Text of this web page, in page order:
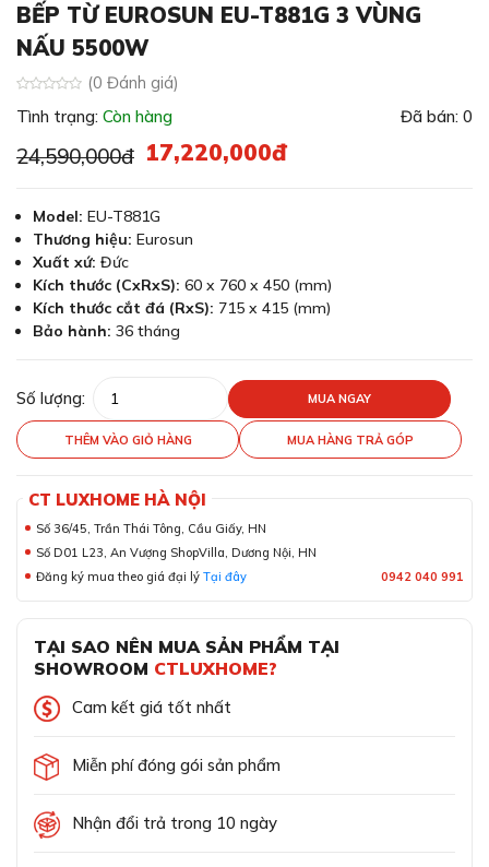
BẾP TỪ EUROSUN EU-T881G 3 VÙNG
NẤU 5500W
(0 Đánh giá)
Tình trạng: Còn hàng Đã bán: 0
24,590,000đ 17,220,000đ
Model: EU-T881G
Thương hiệu: Eurosun
Xuất xứ: Đức
Kích thước (CxRxS): 60 x 760 x 450 (mm)
Kích thước cắt đá (RxS): 715 x 415 (mm)
Bảo hành: 36 tháng
Số lượng: MUA NGAY
THÊM VÀO GIỎ HÀNG MUA HÀNG TRẢ GÓP
CT LUXHOME HÀ NỘI
Số 36/45, Trần Thái Tông, Cầu Giấy, HN
Số D01 L23, An Vượng ShopVilla, Dương Nội, HN
Đăng ký mua theo giá đại lý Tại đây 0942 040 991
TẠI SAO NÊN MUA SẢN PHẨM TẠI
SHOWROOM CTLUXHOME?
Cam kết giá tốt nhất
Miễn phí đóng gói sản phẩm
Nhận đổi trả trong 10 ngày